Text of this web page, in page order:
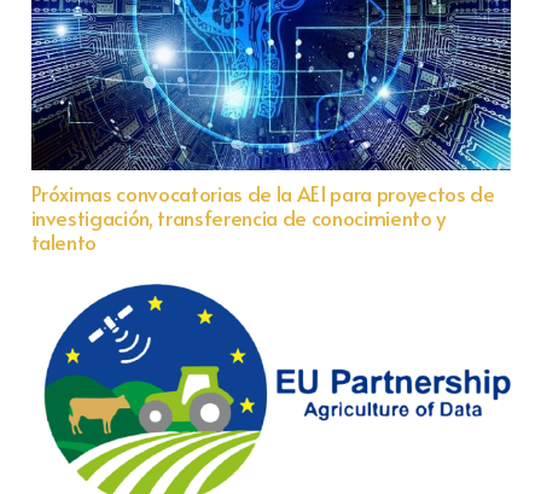
Próximas convocatorias de la AEI para proyectos de
investigación, transferencia de conocimiento y
talento